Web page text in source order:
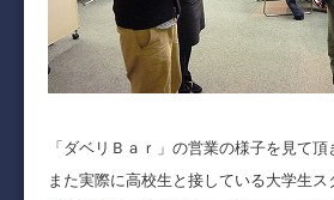
「ダベリＢａｒ」の営業の様子を見て頂
また実際に高校生と接している大学生